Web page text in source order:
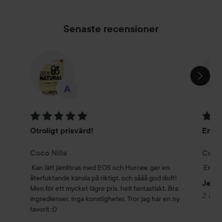
Senaste recensioner
HOPPA ÖVER SEKTIONEN
Betyg: 5 av 5
Otroligt prisvärd!
Coco Nilla
Kan lätt jämföras med EOS och Hurraw, ger en
återfuktande känsla på riktigt, och sååå god doft!
Men för ett mycket lägre pris, helt fantastiskt. Bra
ingredienser, inga konstigheter. Tror jag har en ny
favorit :D
En
En
2 år